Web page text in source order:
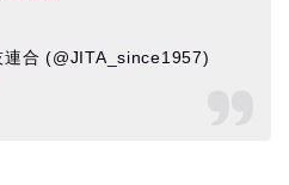
合 (@JITA_since1957)